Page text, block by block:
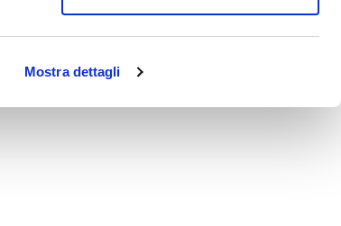
Mostra dettagli